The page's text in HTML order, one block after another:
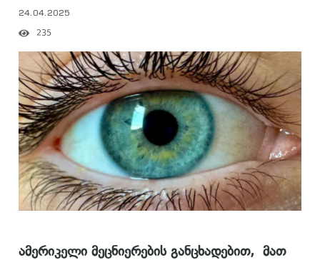
24.04.2025
235
ამერიკელი მეცნიერების განცხადებით, მათ